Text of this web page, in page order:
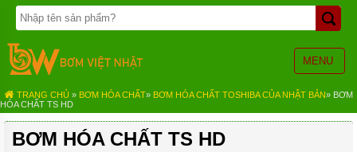
MENU
TRANG
CHỦ
BƠM
BÁNH
BƠM
HÓA
CHẤT
TRANG CHỦ » BƠM HÓA CHẤT» BƠM HÓA CHẤT TOSHIBA CỦA NHẬT BẢN» BƠM
HÓA CHẤT TS HD
BƠM HÓA CHẤT TS HD